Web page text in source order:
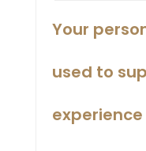
Your
used to